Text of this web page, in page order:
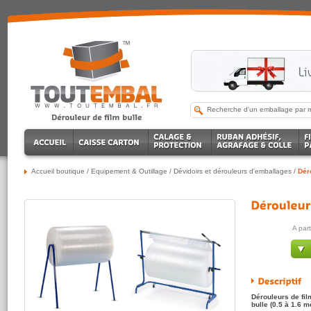
Accueil boutique / Equipement & Outillage / Dévidoirs et dérouleurs d'emballages /
A
Dérouleurs de
bulle (0.5 à 1.6